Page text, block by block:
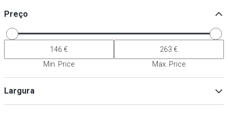
Preço
Min. Price Max. Price
Largura